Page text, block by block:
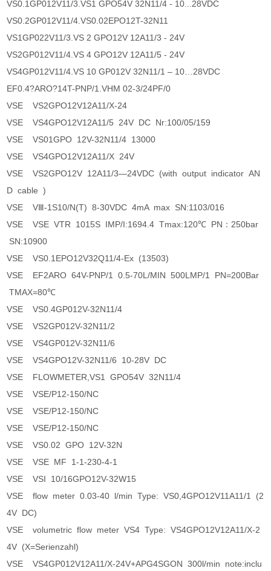
VS0.1GP012V11/3.VS1 GPO54V 32N11/4 - 10...28VDC
VS0.2GP012V11/4.VS0.02EPO12T-32N11
VS1GP022V11/3.VS 2 GPO12V 12A11/3 - 24V
VS2GP012V11/4.VS 4 GPO12V 12A11/5 - 24V
VS4GP012V11/4.VS 10 GP012V 32N11/1 – 10…28VDC
EF0.4?ARO?14T-PNP/1.VHM 02-3/24PF/0
VSE VS2GPO12V12A11/X-24
VSE VS4GPO12V12A11/5 24V DC Nr:100/05/159
VSE VS01GPO 12V-32N11/4 13000
VSE VS4GPO12V12A11/X 24V
VSE VS2GPO12V 12A11/3—24VDC (with output indicator AN
D cable )
VSE VⅢ-1S10/N(T) 8-30VDC 4mA max SN:1103/016
VSE VSE VTR 1015S IMP/I:1694.4 Tmax:120℃ PN：250bar
SN:10900
VSE VS0.1EPO12V32Q11/4-Ex (13503)
VSE EF2ARO 64V-PNP/1 0.5-70L/MIN 500LMP/1 PN=200Bar
TMAX=80℃
VSE VS0.4GP012V-32N11/4
VSE VS2GP012V-32N11/2
VSE VS4GP012V-32N11/6
VSE VS4GPO12V-32N11/6 10-28V DC
VSE FLOWMETER,VS1 GPO54V 32N11/4
VSE VSE/P12-150/NC
VSE VSE/P12-150/NC
VSE VSE/P12-150/NC
VSE VS0.02 GPO 12V-32N
VSE VSE MF 1-1-230-4-1
VSE VSI 10/16GPO12V-32W15
VSE flow meter 0.03-40 l/min Type: VS0,4GPO12V11A11/1 (2
4V DC)
VSE volumetric flow meter VS4 Type: VS4GPO12V12A11/X-2
4V (X=Serienzahl)
VSE VS4GP012V12A11/X-24V+APG4SGON 300l/min note:inclu